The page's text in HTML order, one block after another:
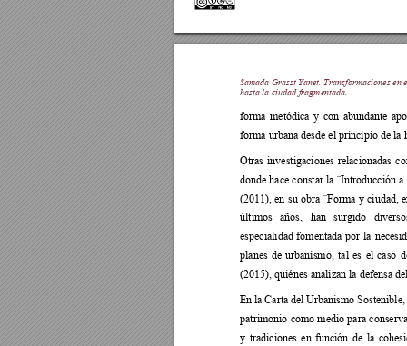
Samada Grasst Yanet Transformaciones en
hasta la ciudad fragmentada.
forma metódica y con abundante
forma urbana desde el principio de
Otras investigaciones relacionadas
donde hace constar la ¨Introducción a
(2011), en su obra ¨Forma y ciudad,
últimos años, han surgido
especialidad fomentada por la
planes de urbanismo, tal es el caso
(2015), quiénes analizan la defensa
En la Carta del Urbanismo Sostenible,
patrimonio como medio para
y tradiciones en función de la